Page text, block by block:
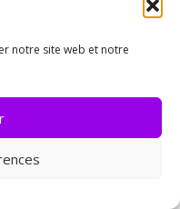
notre site web et notre